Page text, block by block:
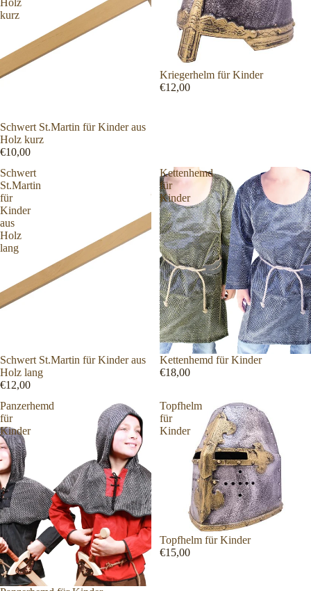
Holz
kurz
Schwert St.Martin für Kinder aus
Holz kurz
€10,00
Kriegerhelm für Kinder
€12,00
Schwert
St.Martin
für
Kinder
aus
Holz
lang
Schwert St.Martin für Kinder aus
Holz lang
€12,00
Kettenhemd
für
Kinder
Kettenhemd für Kinder
€18,00
Panzerhemd
für
Kinder
Topfhelm
für
Kinder
Topfhelm für Kinder
€15,00